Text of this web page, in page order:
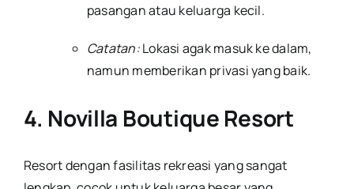
pasangan atau keluarga kecil.
Catatan:Lokasi agak masuk ke dalam,
namun memberikan privasi yang baik.
4. Novilla Boutique Resort
Resort dengan fasilitas rekreasi yang sangat